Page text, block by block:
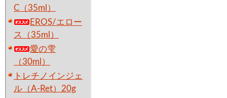
C（35ml）
EROS/エロー
ス（35ml）
愛の雫
（30ml）
トレチノインジェ
ル（A-Ret）20g